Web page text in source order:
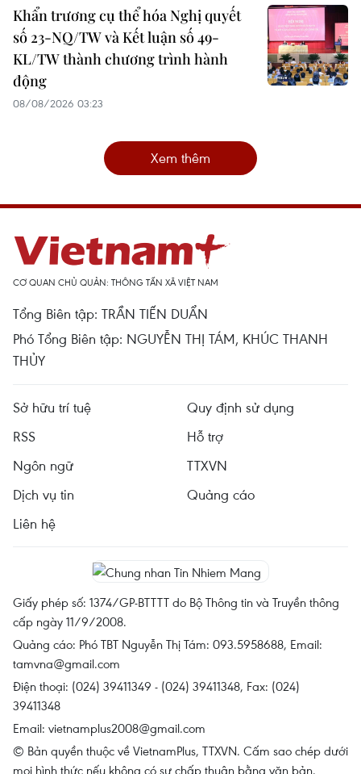
Khẩn trương cụ thể hóa Nghị quyết
số 23-NQ/TW và Kết luận số 49-
KL/TW thành chương trình hành
động
08/08/2026 03:23
Xem thêm
CƠ QUAN CHỦ QUẢN: THÔNG TẤN XÃ VIỆT NAM
Tổng Biên tập: TRẦN TIẾN DUẨN
Phó Tổng Biên tập: NGUYỄN THỊ TÁM, KHÚC THANH
THỦY
Sở hữu trí tuệ
Quy định sử dụng
RSS
Hỗ trợ
Ngôn ngữ
TTXVN
Dịch vụ tin
Quảng cáo
Liên hệ
Giấy phép số: 1374/GP-BTTTT do Bộ Thông tin và Truyền thông
cấp ngày 11/9/2008.
Quảng cáo: Phó TBT Nguyễn Thị Tám: 093.5958688, Email:
tamvna@gmail.com
Điện thoại: (024) 39411349 - (024) 39411348, Fax: (024)
39411348
Email: vietnamplus2008@gmail.com
© Bản quyền thuộc về VietnamPlus, TTXVN. Cấm sao chép dưới
mọi hình thức nếu không có sự chấp thuận bằng văn bản.